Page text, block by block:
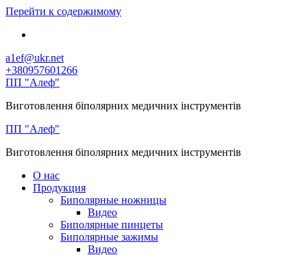
Перейти к содержимому
a1ef@ukr.net
+380957601266
ПП "Алеф"
Виготовлення біполярних медичних інструментів
ПП "Алеф"
Виготовлення біполярних медичних інструментів
О нас
Продукция
Биполярные ножницы
Видео
Биполярные пинцеты
Биполярные зажимы
Видео